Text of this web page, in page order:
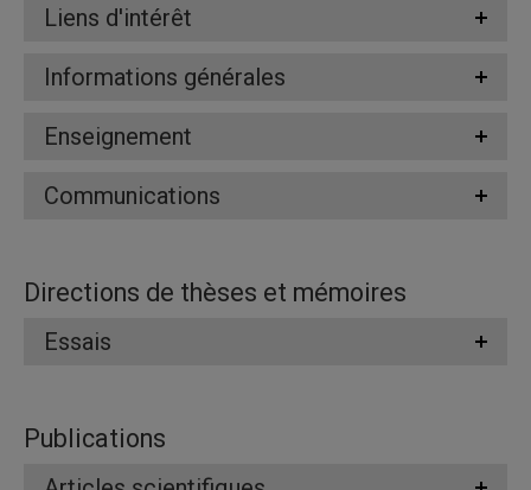
Liens d'intérêt
Informations générales
Enseignement
Communications
Directions de thèses et mémoires
Essais
Publications